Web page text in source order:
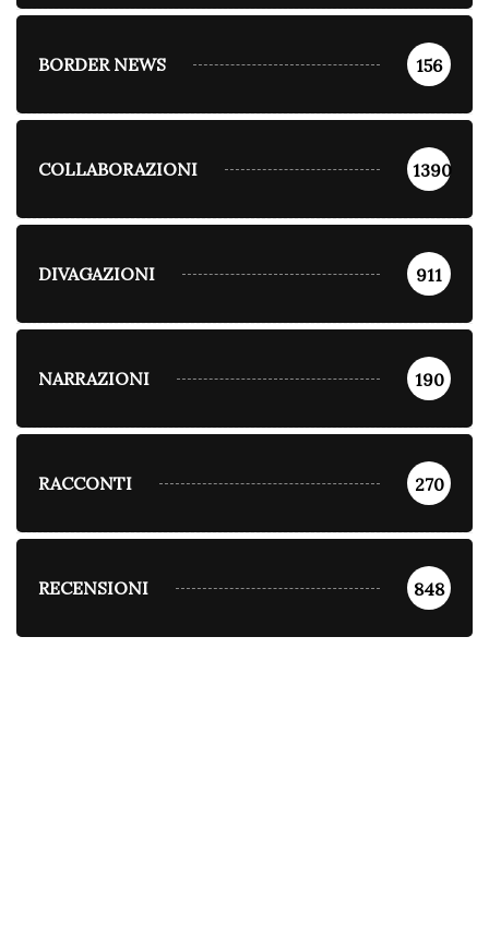
BORDER NEWS 156
COLLABORAZIONI 1390
DIVAGAZIONI 911
NARRAZIONI 190
RACCONTI 270
RECENSIONI 848